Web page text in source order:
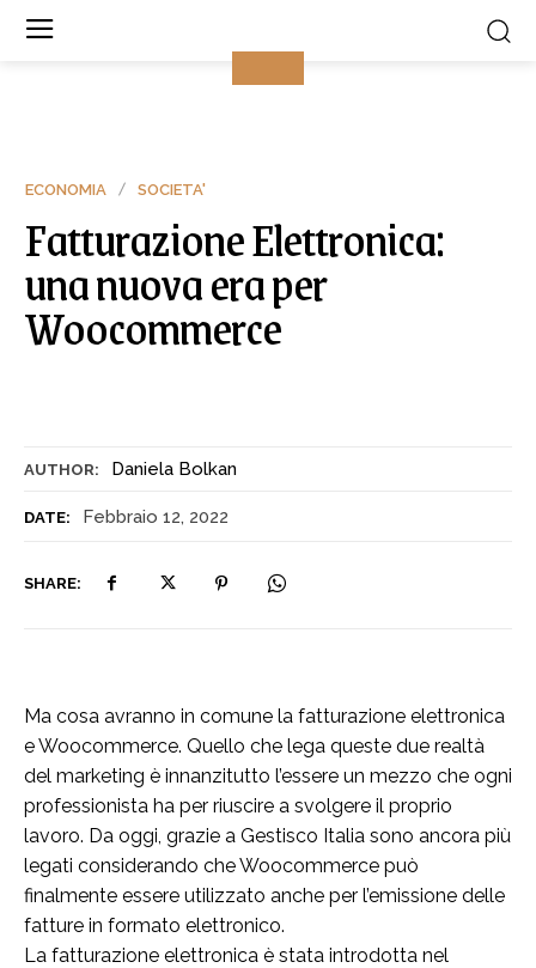
AUTHOR: Daniela Bolkan
DATE: Febbraio 12, 2022
SHARE:
ECONOMIA SOCIETA'
Fatturazione Elettronica:
una nuova era per
Woocommerce
Ma cosa avranno in comune la fatturazione elettronica
e Woocommerce. Quello che lega queste due realtà
del marketing è innanzitutto l’essere un mezzo che ogni
professionista ha per riuscire a svolgere il proprio
lavoro. Da oggi, grazie a Gestisco Italia sono ancora più
legati considerando che Woocommerce può
finalmente essere utilizzato anche per l’emissione delle
fatture in formato elettronico.
La fatturazione elettronica è stata introdotta nel